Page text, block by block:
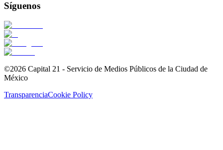
Síguenos
©2026 Capital 21 - Servicio de Medios Públicos de la Ciudad de
México
TransparenciaCookie Policy